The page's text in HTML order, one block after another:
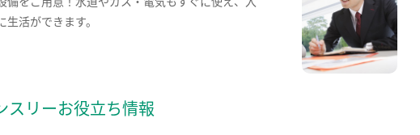
活ができます。
スリーお役立ち情報